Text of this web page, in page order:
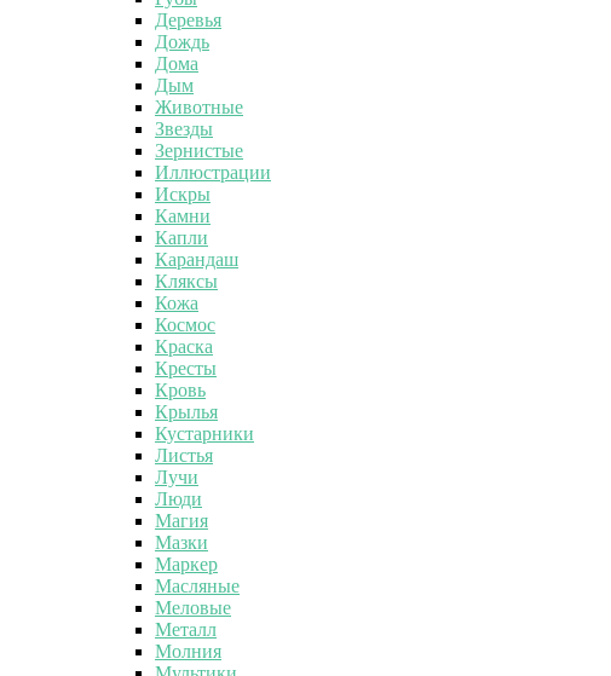
Деревья
Дождь
Дома
Дым
Животные
Звезды
Зернистые
Иллюстрации
Искры
Камни
Капли
Карандаш
Кляксы
Кожа
Космос
Краска
Кресты
Кровь
Крылья
Кустарники
Листья
Лучи
Люди
Магия
Мазки
Маркер
Масляные
Меловые
Металл
Молния